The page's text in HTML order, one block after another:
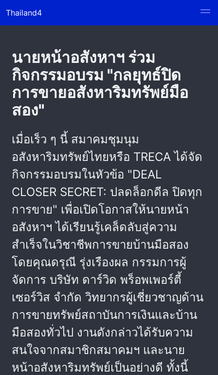
Thailand4
นายหน้าอสังหาฯ ร่วม
กิจกรรมอบรม "กลยุทธ์ปิด
การขายอสังหาริมทรัพย์มือ
สอง"
เมื่อเร็ว ๆ นี้ สมาคมชุมนุม
อสังหาริมทรัพย์ไทยหรือ TRECA ได้จัด
กิจกรรมอบรมในหัวข้อ "DEAL
CLOSER SECRET: ปลดล็อกดีล ปิดทุก
การขาย" เพื่อเปิดโอกาสให้นายหน้า
อสังหาฯ ได้เรียนรู้เคล็ดลับสู่ความ
สำเร็จในวิชาชีพการขายบ้านมือสอง
โดยคุณดรุณี รุ่งเรืองผล กรรมการผู้
จัดการ บริษัท ดาร์วิด พร็อพเพอร์ตี้
เซอร์วิส จำกัด วิทยากรผู้เชี่ยวชาญด้าน
การขายทรัพย์สถาบันการเงินและบ้าน
มือสองทั่วไป งานดังกล่าวได้รับความ
สนใจจากสมาชิกสมาคมฯ และนาย
หน้าอสังหาริมทรัพย์เป็นอย่างดี ทั้งนี้